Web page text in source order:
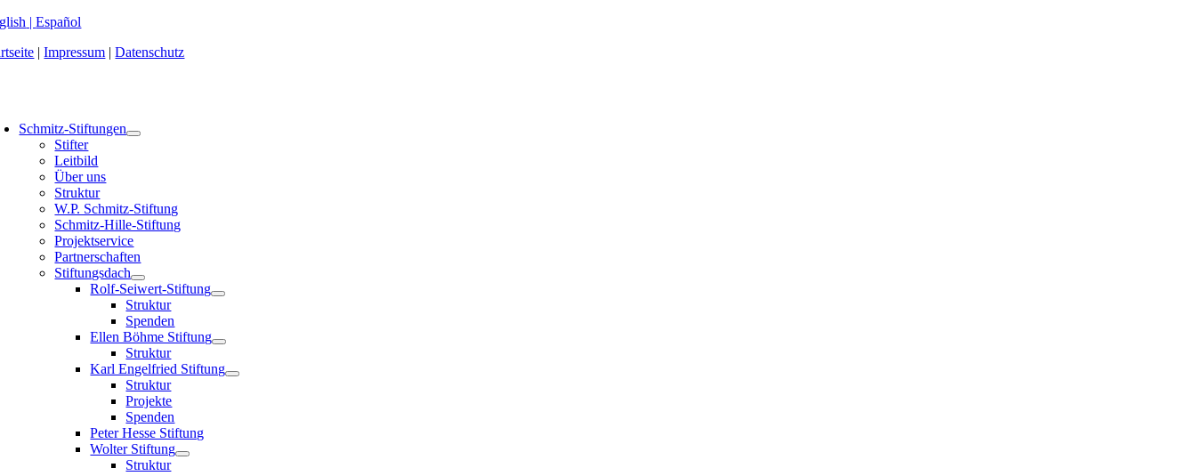
Zum
springen
|Español
|Impressum |Datenschutz
Schmitz-Stiftungen
Stifter
Leitbild
Über uns
Struktur
W.P. Schmitz-Stiftung
Schmitz-Hille-Stiftung
Projektservice
Partnerschaften
Stiftungsdach
Rolf-Seiwert-Stiftung
Struktur
Spenden
Ellen Böhme Stiftung
Struktur
Karl Engelfried Stiftung
Struktur
Projekte
Spenden
Peter Hesse Stiftung
Wolter Stiftung
Struktur